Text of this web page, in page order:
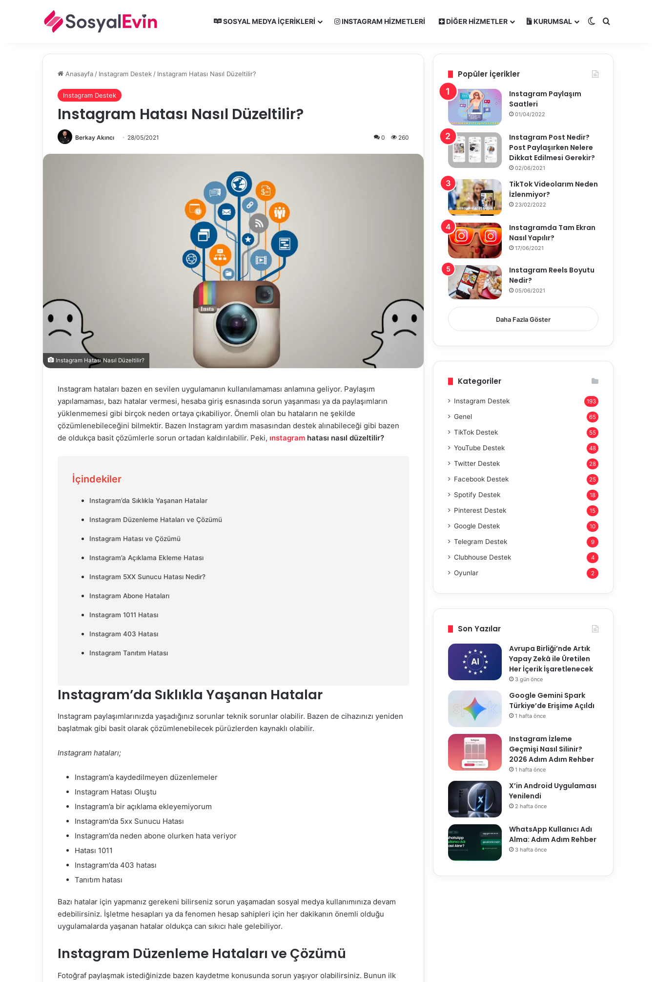
SOSYAL MEDYA İÇERIKLERI INSTAGRAM HIZMETLERI DIĞER HIZMETLER KURUMSAL Dış görünümü
Arama yap
Anasayfa / Instagram Destek / Instagram Hatası Nasıl Düzeltilir?
Instagram Destek
Instagram Hatası Nasıl Düzeltilir?
Berkay Akıncı 28/05/2021 0 260
Instagram Hatası Nasıl Düzeltilir?
Instagram hataları bazen en sevilen uygulamanın kullanılamaması anlamına geliyor. Paylaşım
yapılamaması, bazı hatalar vermesi, hesaba giriş esnasında sorun yaşanması ya da paylaşımların
yüklenmemesi gibi birçok neden ortaya çıkabiliyor. Önemli olan bu hataların ne şekilde
çözümlenebileceğini bilmektir. Bazen Instagram yardım masasından destek alınabileceği gibi bazen
de oldukça basit çözümlerle sorun ortadan kaldırılabilir. Peki, ınstagram hatası nasıl düzeltilir?
İçindekiler
Instagram’da Sıklıkla Yaşanan Hatalar
Instagram Düzenleme Hataları ve Çözümü
Instagram Hatası ve Çözümü
Instagram’a Açıklama Ekleme Hatası
Instagram 5XX Sunucu Hatası Nedir?
Instagram Abone Hataları
Instagram 1011 Hatası
Instagram 403 Hatası
Instagram Tanıtım Hatası
Instagram’da Sıklıkla Yaşanan Hatalar
Instagram paylaşımlarınızda yaşadığınız sorunlar teknik sorunlar olabilir. Bazen de cihazınızı yeniden
başlatmak gibi basit olarak çözümlenebilecek pürüzlerden kaynaklı olabilir.
Instagram hataları;
Instagram’a kaydedilmeyen düzenlemeler
Instagram Hatası Oluştu
Instagram’a bir açıklama ekleyemiyorum
Instagram’da 5xx Sunucu Hatası
Instagram’da neden abone olurken hata veriyor
Hatası 1011
Instagram’da 403 hatası
Tanıtım hatası
Bazı hatalar için yapmanız gerekeni bilirseniz sorun yaşamadan sosyal medya kullanımınıza devam
edebilirsiniz. İşletme hesapları ya da fenomen hesap sahipleri için her dakikanın önemli olduğu
uygulamalarda yaşanan hatalar oldukça can sıkıcı hale gelebiliyor.
Instagram Düzenleme Hataları ve Çözümü
Fotoğraf paylaşmak istediğinizde bazen kaydetme konusunda sorun yaşıyor olabilirsiniz. Bunun ilk
Popüler İçerikler
Instagram Paylaşım
Saatleri
01/04/2022
Instagram Post Nedir?
Post Paylaşırken Nelere
Dikkat Edilmesi Gerekir?
02/06/2021
TikTok Videolarım Neden
İzlenmiyor?
23/02/2022
Instagramda Tam Ekran
Nasıl Yapılır?
17/06/2021
Instagram Reels Boyutu
Nedir?
05/06/2021
Daha Fazla Göster
Kategoriler
Instagram Destek 193
Genel 65
TikTok Destek 55
YouTube Destek 48
Twitter Destek 28
Facebook Destek 25
Spotify Destek 18
Pinterest Destek 15
Google Destek 10
Telegram Destek 9
Clubhouse Destek 4
Oyunlar 2
Son Yazılar
Avrupa Birliği’nde Artık
Yapay Zekâ ile Üretilen
Her İçerik İşaretlenecek
3 gün önce
Google Gemini Spark
Türkiye’de Erişime Açıldı
1 hafta önce
Instagram İzleme
Geçmişi Nasıl Silinir?
2026 Adım Adım Rehber
1 hafta önce
X’in Android Uygulaması
Yenilendi
2 hafta önce
WhatsApp Kullanıcı Adı
Alma: Adım Adım Rehber
3 hafta önce